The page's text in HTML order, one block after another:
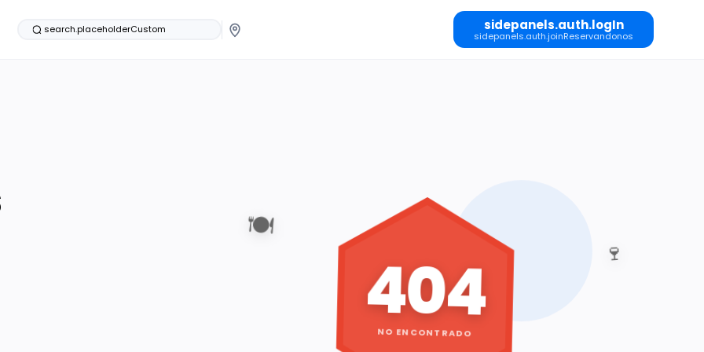
search.placeholderCustom sidepanels.auth.logIn
sidepanels.auth.joinReservandonos
🍽️
🍷
404
NO ENCONTRADO